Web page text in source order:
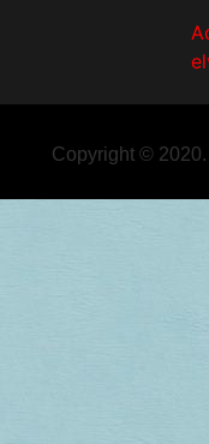
Copyright ©